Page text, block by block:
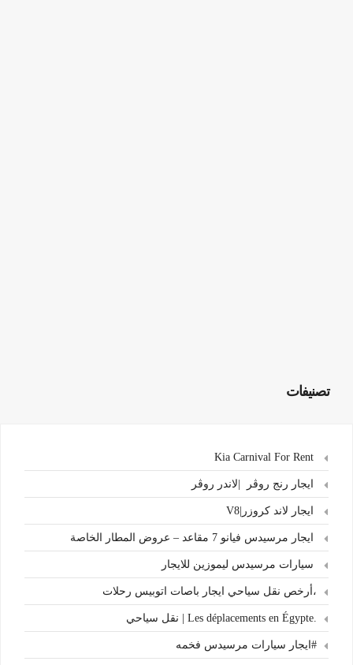
تصنيفات
ايجار رنج روڤر |لاندر روڤر
ايجار لاند كروزر|V8
ايجار مرسيدس فيانو 7 مقاعد – عروض المطار الخاصة
سيارات مرسيدس ليموزين للايجار
،أرخص نقل سياحي ايجار باصات اتوبيس رحلات
.Les déplacements en Égypte | نقل سياحي
#ايجار سيارات مرسيدس فخمه